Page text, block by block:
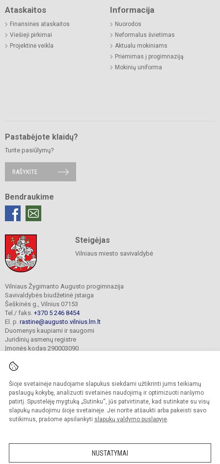
Šioje svetainėje naudojame slapukus siekdami užtikrinti jums teikiamų
paslaugų kokybę, analizuoti svetainės naudojimą ir optimizuoti naršymo
patirtį. Spustelėję mygtuką „Sutinku“, jūs patvirtinate, kad sutinkate su visų
slapukų naudojimu šioje svetainėje. Jei norite atšaukti arba pakeisti savo
sutikimus, prašome apsilankyti slapukų valdymo puslapyje.
NUSTATYMAI
Ataskaitos
Finansinės ataskaitos
Viešieji pirkimai
Projektinė veikla
Informacija
Nuorodos
Neformalus švietimas
Aktualu mokiniams
Priėmimas į progimnaziją
Mokinių uniforma
Pastabėjote klaidų?
Turite pasiūlymų?
RAŠYKITE
Bendraukime
Steigėjas
Vilniaus miesto savivaldybė
Vilniaus Žygimanto Augusto progimnazija
Savivaldybės biudžetinė įstaiga
Šeškinės g., Vilnius 07153
Tel./ faks. +370 5 246 8454
El. p. rastine@augusto.vilnius.lm.lt
Duomenys kaupiami ir saugomi
Juridinių asmenų registre
Įmonės kodas 290003090
© 2021. Vilniaus Žygimanto Augusto progimnazija. Visos teisės saugomos.
Kopijuoti turinį be raštiško mokyklos sutikimo griežtai draudžiama.
Versija neįgaliesiems Slapukų valdymas